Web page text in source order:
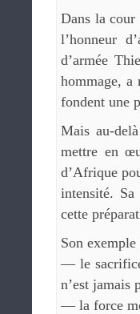
Dans la cour
l’honneur
d’armée
hommage, a
fondent une
Mais au-
mettre en
d’Afrique
intensité.
cette
Son
— le sacrifice
n’est jamais
— la force